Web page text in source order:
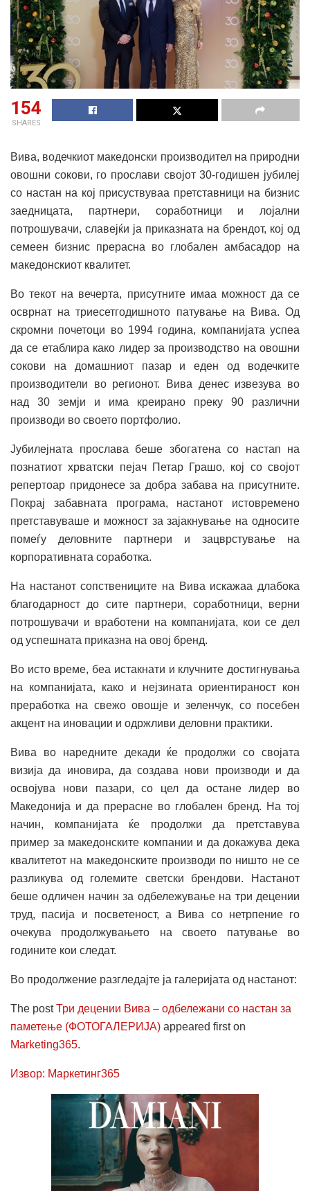
154
SHARES
Вива, водечкиот македонски производител на природни
овошни сокови, го прослави својот 30-годишен јубилеј
со настан на кој присуствуваа претставници на бизнис
заедницата, партнери, соработници и лојални
потрошувачи, славејќи ја приказната на брендот, кој од
семеен бизнис прерасна во глобален амбасадор на
македонскиот квалитет.
Во текот на вечерта, присутните имаа можност да се
осврнат на триесетгодишното патување на Вива. Од
скромни почетоци во 1994 година, компанијата успеа
да се етаблира како лидер за производство на овошни
сокови на домашниот пазар и еден од водечките
производители во регионот. Вива денес извезува во
над 30 земји и има креирано преку 90 различни
производи во своето портфолио.
Јубилејната прослава беше збогатена со настап на
познатиот хрватски пејач Петар Грашо, кој со својот
репертоар придонесе за добра забава на присутните.
Покрај забавната програма, настанот истовремено
претставуваше и можност за зајакнување на односите
помеѓу деловните партнери и зацврстување на
корпоративната соработка.
На настанот сопствениците на Вива искажаа длабока
благодарност до сите партнери, соработници, верни
потрошувачи и вработени на компанијата, кои се дел
од успешната приказна на овој бренд.
Во исто време, беа истакнати и клучните достигнувања
на компанијата, како и нејзината ориентираност кон
преработка на свежо овошје и зеленчук, со посебен
акцент на иновации и одржливи деловни практики.
Вива во наредните декади ќе продолжи со својата
визија да иновира, да создава нови производи и да
освојува нови пазари, со цел да остане лидер во
Македонија и да прерасне во глобален бренд. На тој
начин, компанијата ќе продолжи да претставува
пример за македонските компании и да докажува дека
квалитетот на македонските производи по ништо не се
разликува од големите светски брендови. Настанот
беше одличен начин за одбележување на три децении
труд, пасија и посветеност, а Вива со нетрпение го
очекува продолжувањето на своето патување во
годините кои следат.
Во продолжение разгледајте ја галеријата од настанот:
The postТри децении Вива – одбележани со настан за
паметење (ФОТОГАЛЕРИЈА) appeared first on
Marketing365.
Извор: Маркетинг365